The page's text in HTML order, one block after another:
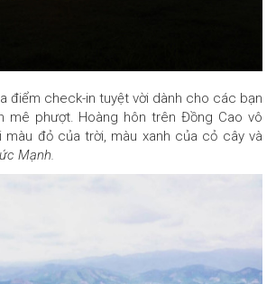
điểm check-in tuyệt vời dành cho các bạn
mê phượt. Hoàng hôn trên Đồng Cao vô
đỏ của trời, màu xanh của cỏ cây và
Mạnh.